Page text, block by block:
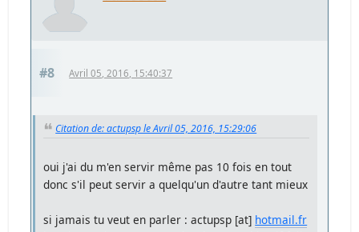
#8 Avril 05, 2016, 15:40:37
Citation de: actupsp le Avril 05, 2016, 15:29:06
oui j'ai du m'en servir même pas 10 fois en tout
donc s'il peut servir a quelqu'un d'autre tant mieux
si jamais tu veut en parler : actupsp [at] hotmail.fr